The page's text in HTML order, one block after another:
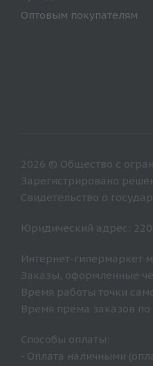
Оптовым покупателям
2026 © Общество с
Зарегистрировано
Свидетельство о
Юридический адрес:
Интернет-гипермаркет
Заказы, оформленные
Время работы точки
Время прёма заказов по
Способы оплаты:
- Оплата наличными